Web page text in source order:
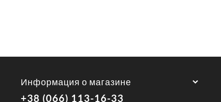
Информация о магазине
+38 (066) 113-16-33